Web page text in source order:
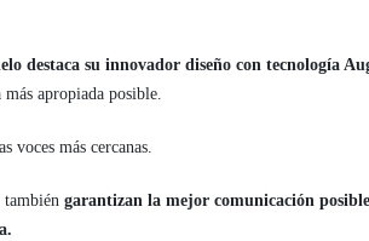
destaca su innovador diseño con tecnología
apropiada posible.
voces más cercanas.
también garantizan la mejor comunicación